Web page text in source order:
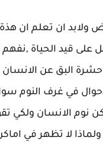
ان تعلم ان هذة
على قيد الحياة
البق عن الانسان
في غرف النوم
نوم الانسان ولكي
ولماذا لا تظهر في